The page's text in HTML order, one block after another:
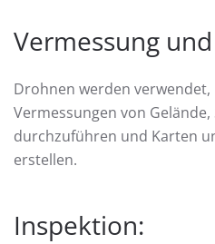
Vermessung
Drohnen werden verwendet,
Vermessungen von
durchzuführen und Karten
erstellen.
Inspektion: